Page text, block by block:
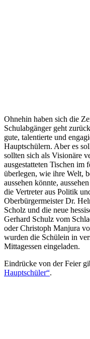
Ohnehin haben sich die
Schulabgänger geht
gute, talentierte und
Hauptschülern. Aber es
sollten sich als Visionäre
ausgestatteten Tischen im
überlegen, wie ihre Welt,
aussehen könnte,
die Vertreter aus Politik
Oberbürgermeister Dr.
Scholz und die neue
Gerhard Schulz vom
oder Christoph Manjura
wurden die Schülein in
Mittagessen eingeladen.
Eindrücke von der Feier
Hauptschüler“.